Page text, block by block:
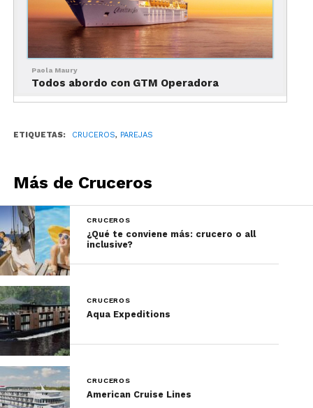
festín para los sentidos. Disfruten de cenas a la luz
de las estrellas o de la elegancia de los
restaurantes de especialidades, donde la comida
deliciosa se combina con la atmósfera romántica.
6. Tiempo para el relax mutuo:
Los cruceros brindan el espacio y el tiempo
necesario para desconectar del estrés diario. Ya sea
en el spa, la piscina o simplemente disfrutando de
la brisa marina, las parejas pueden relajarse juntas.
7. Entretenimiento de calidad:
Paola Maury
Todos abordo con GTM Operadora
ETIQUETAS: CRUCEROS, PAREJAS
Más de Cruceros
CRUCEROS
¿Qué te conviene más: crucero o all
inclusive?
CRUCEROS
Aqua Expeditions
CRUCEROS
American Cruise Lines